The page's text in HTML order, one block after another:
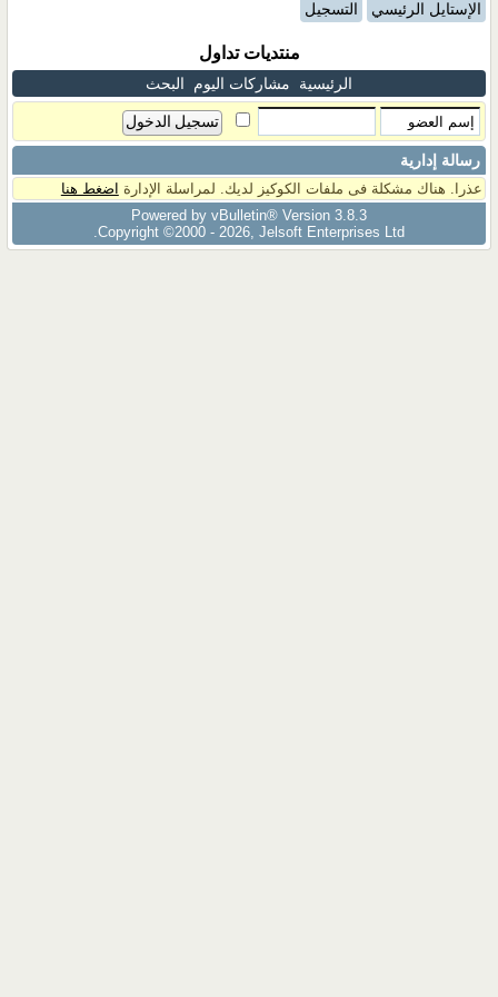
الإستايل الرئيسي التسجيل
منتديات تداول
الرئيسية مشاركات اليوم البحث
رسالة إدارية
عذرا. هناك مشكلة فى ملفات الكوكيز لديك. لمراسلة الإدارة اضغط هنا
Powered by vBulletin® Version 3.8.3
Copyright ©2000 - 2026, Jelsoft Enterprises Ltd.